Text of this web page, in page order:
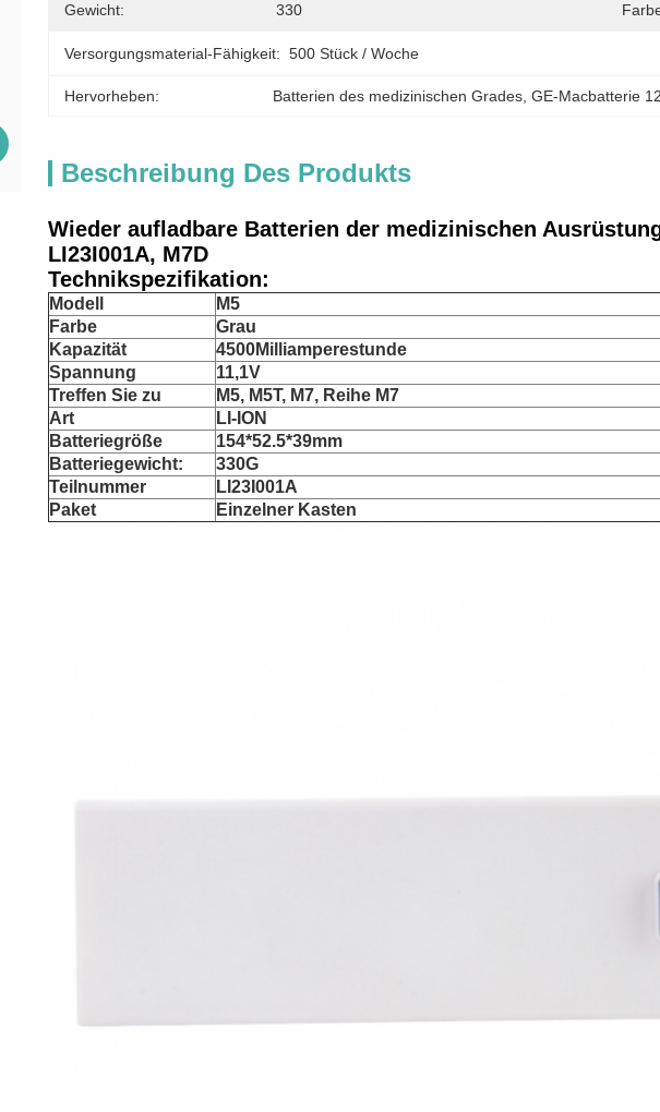
Gewicht: 330
Versorgungsmaterial-Fähigkeit: 500 Stück / Woche
Hervorheben: Batterien des medizinischen Grades , GE-Macbatterie
Beschreibung Des Produkts
Wieder aufladbare Batterien der medizinischen
LI23I001A, M7D
Technikspezifikation:
Modell
M5
Farbe
Grau
Kapazität
4500Milliamperestunde
Spannung
11,1V
Treffen Sie zu
M5, M5T, M7, Reihe M7
Art
LI-ION
Batteriegröße
154*52.5*39mm
Batteriegewicht:
330G
Teilnummer
LI23I001A
Paket
Einzelner Kasten